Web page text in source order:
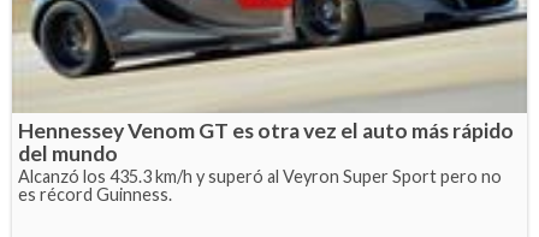
Hennessey Venom GT es otra vez el auto más rápido
del mundo
Alcanzó los 435.3 km/h y superó al Veyron Super Sport pero no
es récord Guinness.